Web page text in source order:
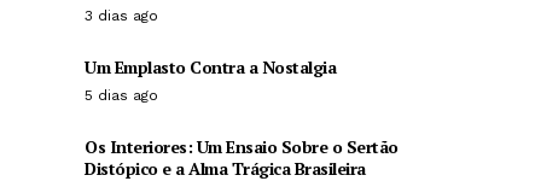
3 dias ago
Um Emplasto Contra a Nostalgia
5 dias ago
Os Interiores: Um Ensaio Sobre o Sertão
Distópico e a Alma Trágica Brasileira